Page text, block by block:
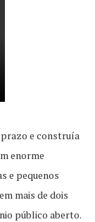
prazo e construía
enorme
e pequenos
mais de dois
público aberto.